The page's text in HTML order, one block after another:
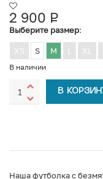
2 900 Р
УБ.
Выберите размер:
XS S M L XL
В наличии
В
Наша футболка c